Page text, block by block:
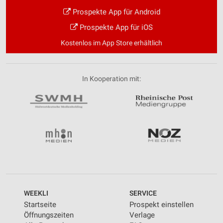
Prospekte App für Android
Prospekte App für iOS
Kostenlos im App Store erhältlich
In Kooperation mit:
WEEKLI
Startseite
Öffnungszeiten
SERVICE
Prospekt einstellen
Verlage
Funktional